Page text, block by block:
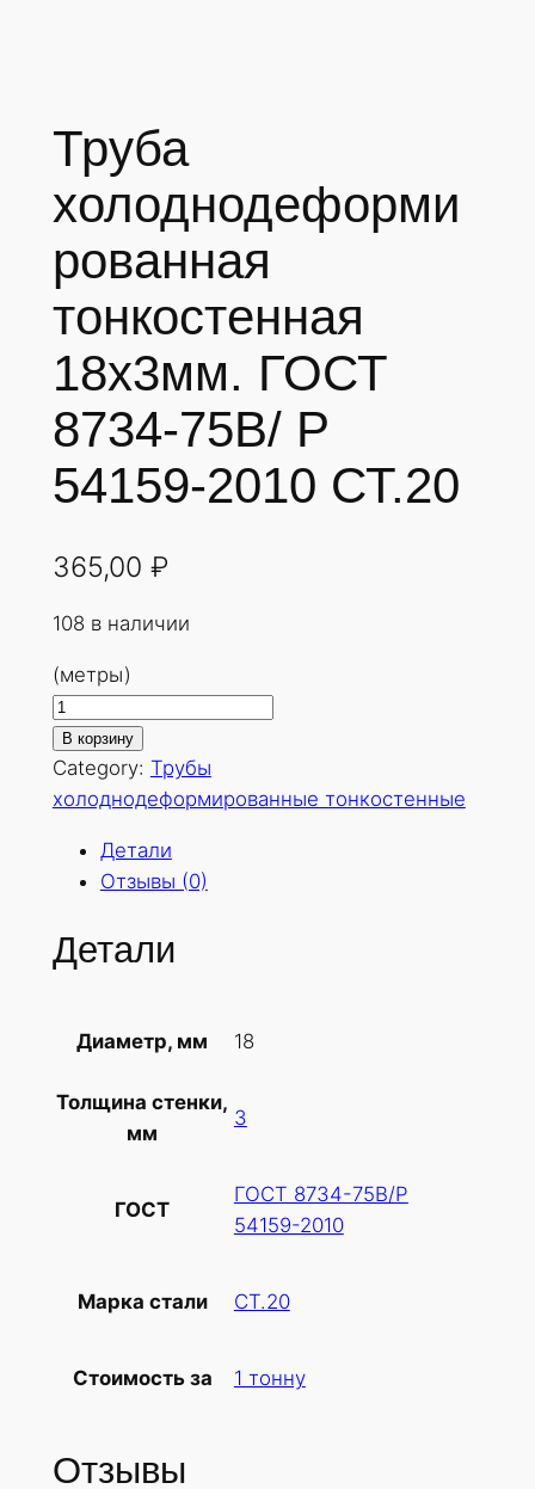
Труба
холоднодеформи
рованная
тонкостенная
18х3мм. ГОСТ
8734-75В/ Р
54159-2010 СТ.20
365,00 ₽
108 в наличии
(метры)
К
о
л
и
в
а
д
В корзину
Category: Трубы
холоднодеформированные тонкостенные
Детали
Отзывы (0)
Детали
Диаметр, мм 18
Толщина стенки,
мм
3
ГОСТ
ГОСТ 8734-75В/Р
54159-2010
Марка стали СТ.20
Стоимость за 1 тонну
Отзывы